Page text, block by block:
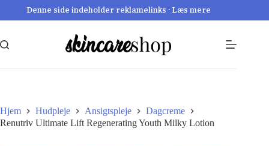
Denne side indeholder reklamelinks · Læs mere
Hjem Hudpleje Ansigtspleje
Dagcreme
Renutriv Ultimate Lift Regenerating Youth Milky Lotion